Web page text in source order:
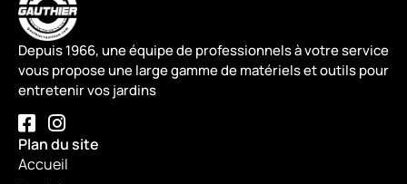
Depuis 1966, une équipe de professionnels à votre service
vous propose une large gamme de matériels et outils pour
entretenir vos jardins
Plan du site
Accueil